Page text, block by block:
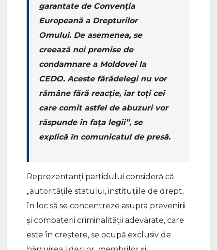
garantate de Convenția
Europeană a Drepturilor
Omului. De asemenea, se
creează noi premise de
condamnare a Moldovei la
CEDO. Aceste fărădelegi nu vor
rămâne fără reacție, iar toți cei
care comit astfel de abuzuri vor
răspunde în fața legii”, se
explică în comunicatul de presă.
Reprezentanți partidului consideră că
„autoritățile statului, instituțiile de drept,
în loc să se concentreze asupra prevenirii
și combaterii criminalității adevărate, care
este în creștere, se ocupă exclusiv de